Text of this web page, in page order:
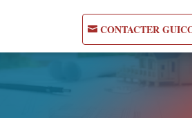
CONTACTER